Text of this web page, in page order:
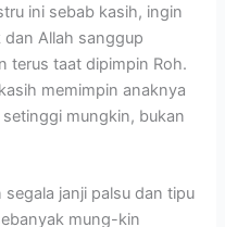
ini sebab kasih, ingin
Allah sanggup
terus taat dipimpin Roh.
memimpin anaknya
mungkin, bukan
janji palsu dan tipu
mung-kin